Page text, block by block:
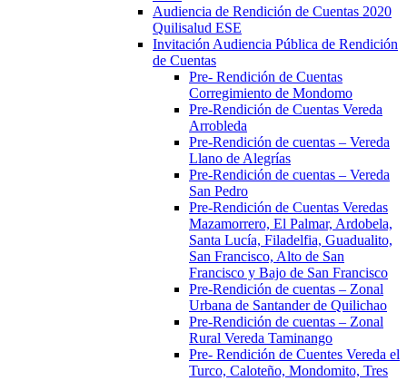
Audiencia de Rendición de Cuentas 2020
Quilisalud ESE
Invitación Audiencia Pública de Rendición
de Cuentas
Pre- Rendición de Cuentas
Corregimiento de Mondomo
Pre-Rendición de Cuentas Vereda
Arrobleda
Pre-Rendición de cuentas – Vereda
Llano de Alegrías
Pre-Rendición de cuentas – Vereda
San Pedro
Pre-Rendición de Cuentas Veredas
Mazamorrero, El Palmar, Ardobela,
Santa Lucía, Filadelfia, Guadualito,
San Francisco, Alto de San
Francisco y Bajo de San Francisco
Pre-Rendición de cuentas – Zonal
Urbana de Santander de Quilichao
Pre-Rendición de cuentas – Zonal
Rural Vereda Taminango
Pre- Rendición de Cuentes Vereda el
Turco, Caloteño, Mondomito, Tres